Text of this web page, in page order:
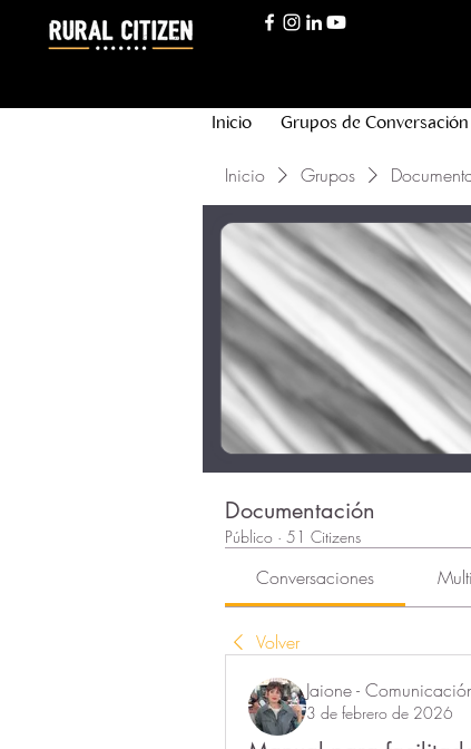
Inicio Grupos de Conversación
Inicio Grupos
Documentación
Público · 51 Citizens
Conversaciones
Volver
Jaione -
3 de febrero de 2026